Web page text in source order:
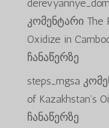
კომენტარი The
Oxidize in
ჩანაწერზე
steps_mgsa
of Kazakhstan’s
ჩანაწერზე